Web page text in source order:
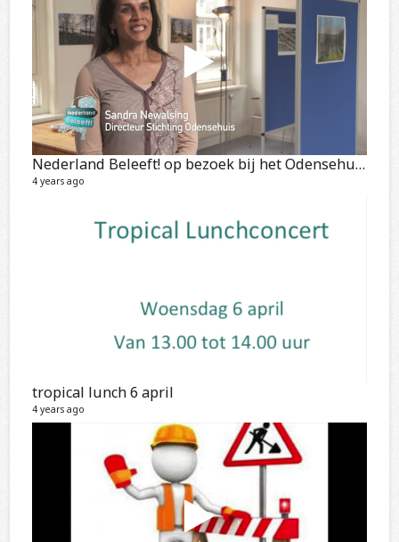
Nederland Beleeft! op bezoek bij het Odensehuis Amsterdam
4 years ago
tropical lunch 6 april
4 years ago